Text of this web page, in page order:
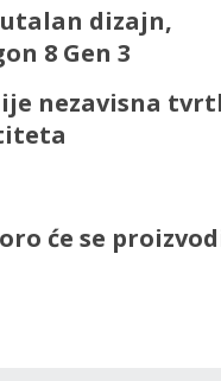
dizajn,
8 Gen 3
nezavisna
će se